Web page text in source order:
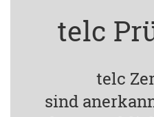
telc
telc
sind